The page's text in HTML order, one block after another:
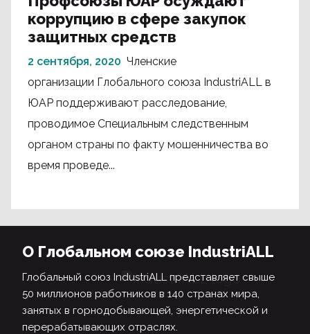
коррупцию в сфере закупок
защитных средств
2 сентября, 2020 Членские
организации Глобального союза IndustriALL в
ЮАР поддерживают расследование,
проводимое Специальным следственным
органом страны по факту мошенничества во
время проведе...
О Глобальном союзе IndustriALL
Глобальный союз IndustriALL представляет свыше
50 миллионов работников в 140 странах мира,
занятых в горнодобывающей, энергетической и
перерабатывающих отраслях.